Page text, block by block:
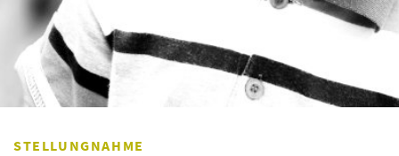
STELLUNGNAHME